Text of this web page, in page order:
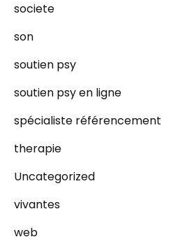
societe
son
soutien psy
soutien psy en ligne
spécialiste référencement
therapie
Uncategorized
vivantes
web